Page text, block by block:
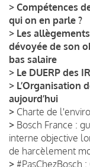
> Compétences
qui on en parle ?
> Les
dévoyée de son
bas salaire
> Le DUERP des
> L’Organisation
aujourd’hui
> Charte de
> Bosch France :
interne objective
de harcèlement
> #PasChezBosch